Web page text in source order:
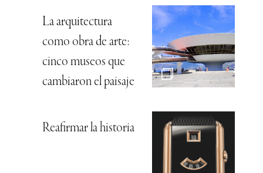
La arquitectura
como obra de arte:
cinco museos que
cambiaron el paisaje
Reafirmar la historia